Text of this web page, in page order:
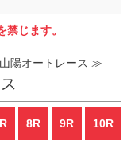
じます。
陽オートレース ≫
8R 9R 10R